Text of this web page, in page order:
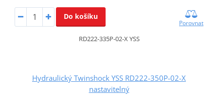
Do košíku
Porovnat
RD222-335P-02-X YSS
Hydraulický Twinshock YSS RD222-350P-02-X
nastavitelný